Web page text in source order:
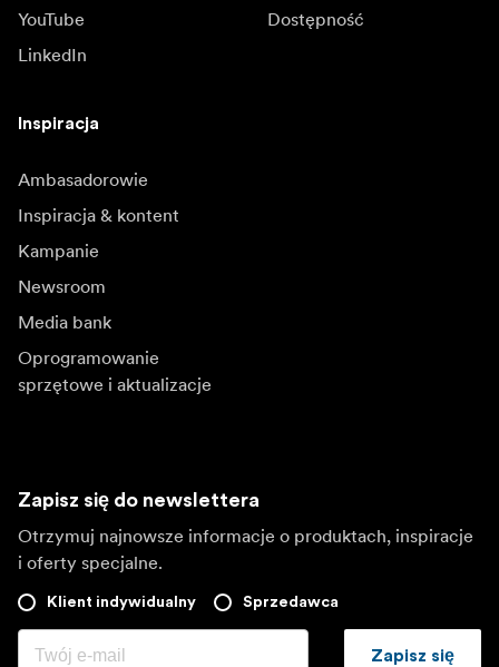
YouTube
LinkedIn
Dostępność
Inspiracja
Ambasadorowie
Inspiracja & kontent
Kampanie
Newsroom
Media bank
Oprogramowanie
sprzętowe i aktualizacje
Zapisz się do newslettera
Otrzymuj najnowsze informacje o produktach, inspiracje
i oferty specjalne.
Klient indywidualny Sprzedawca
Zapisz się